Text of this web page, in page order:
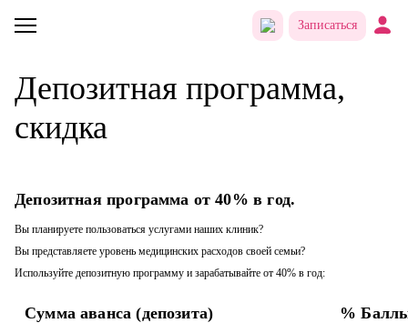
Записаться
Депозитная программа,
скидка
Депозитная программа от 40% в год.
Вы планируете пользоваться услугами наших клиник?
Вы представляете уровень медицинских расходов своей семьи?
Используйте депозитную программу и зарабатывайте от 40% в год:
Сумма аванса (депозита) %